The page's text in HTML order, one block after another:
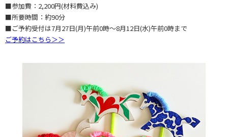
■参加費：2,200円(材料費込み)
■所要時間：約90分
■ご予約受付は7月27日(月)午前0時～8月12日(水)午前0時まで
ご予約はこちら＞＞